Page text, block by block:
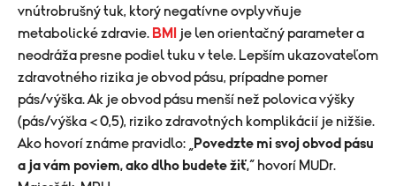
vnútrobrušný tuk, ktorý negatívne ovplyvňuje
metabolické zdravie. BMI
je len orientačný parameter a
neodráža presne podiel tuku v tele. Lepším ukazovateľom
zdravotného rizika je obvod pásu, prípadne pomer
pás/výška. Ak je obvod pásu menší než polovica výšky
(pás/výška < 0,5), riziko zdravotných komplikácií je nižšie.
Ako hovorí známe pravidlo: „
Povedzte mi svoj obvod pásu
a ja vám poviem, ako dlho budete žiť,“ hovorí MUDr.